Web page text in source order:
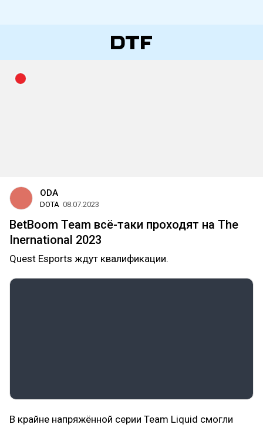
ODA
DOTA 08.07.2023
BetBoom Team всё-таки проходят на The
Inernational 2023
Quest Esports ждут квалификации.
В крайне напряжённой серии Team Liquid смогли